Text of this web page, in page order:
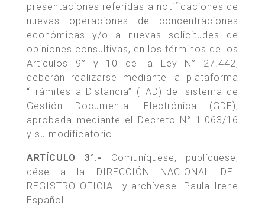
presentaciones referidas a notificaciones de
nuevas operaciones de concentraciones
económicas y/o a nuevas solicitudes de
opiniones consultivas, en los términos de los
Artículos 9° y 10 de la Ley N° 27.442,
deberán realizarse mediante la plataforma
“Trámites a Distancia” (TAD) del sistema de
Gestión Documental Electrónica (GDE),
aprobada mediante el Decreto N° 1.063/16
y su modificatorio.
ARTÍCULO 3°.-
Comuníquese, publíquese,
dése a la DIRECCIÓN NACIONAL DEL
REGISTRO OFICIAL y archívese. Paula Irene
Español